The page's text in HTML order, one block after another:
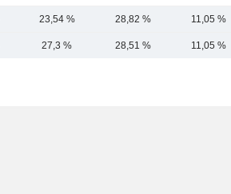
23,54 % 28,82 % 11,05 %
27,3 % 28,51 % 11,05 %